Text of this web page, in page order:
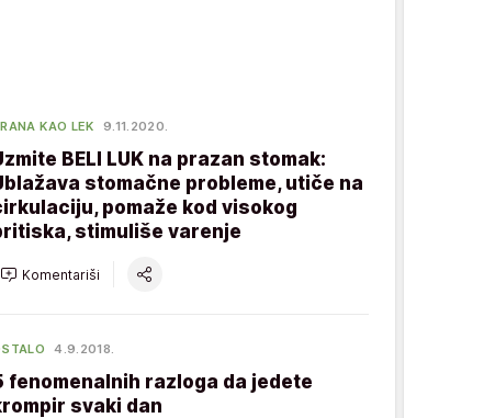
KAO LEK 9.11.2020.
BELI LUK na prazan stomak:
stomačne probleme, utiče na
pomaže kod visokog
stimuliše varenje
Komentariši
4.9.2018.
fenomenalnih razloga da jedete
svaki dan